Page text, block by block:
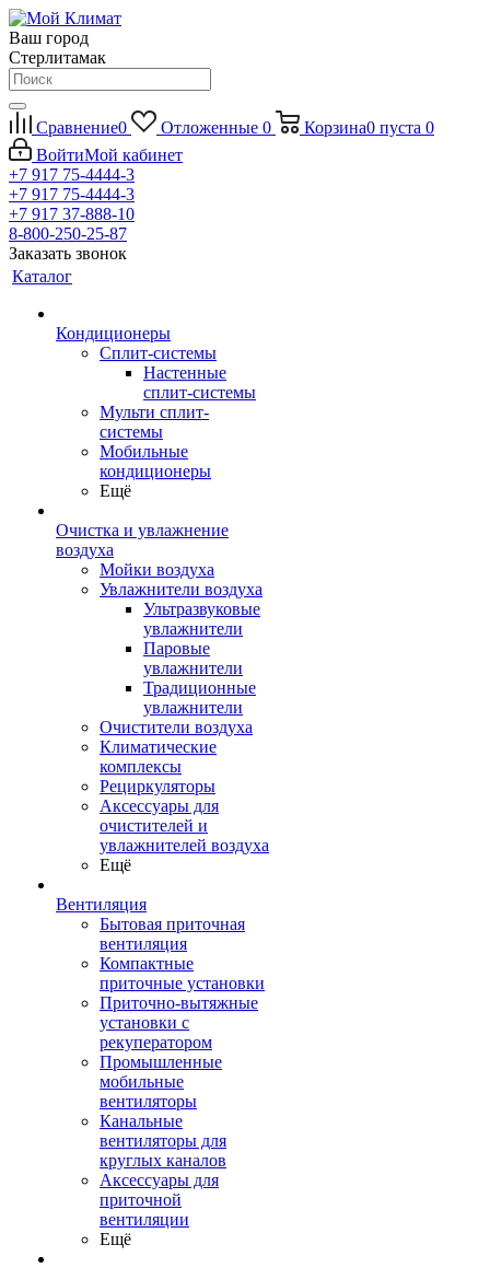
Ваш город
Стерлитамак
Сравнение0 Отложенные 0 Корзина0 пуста 0
ВойтиМой кабинет
+7 917 75-4444-3
+7 917 75-4444-3
+7 917 37-888-10
8-800-250-25-87
Заказать звонок
Каталог
Кондиционеры
Сплит-системы
Настенные
сплит-системы
Мульти сплит-
системы
Мобильные
кондиционеры
Ещё
Очистка и увлажнение
воздуха
Мойки воздуха
Увлажнители воздуха
Ультразвуковые
увлажнители
Паровые
увлажнители
Традиционные
увлажнители
Очистители воздуха
Климатические
комплексы
Рециркуляторы
Аксессуары для
очистителей и
увлажнителей воздуха
Ещё
Вентиляция
Бытовая приточная
вентиляция
Компактные
приточные установки
Приточно-вытяжные
установки с
рекуператором
Промышленные
мобильные
вентиляторы
Канальные
вентиляторы для
круглых каналов
Аксессуары для
приточной
вентиляции
Ещё